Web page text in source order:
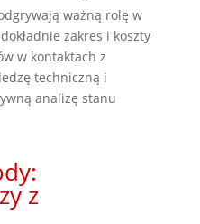
ważną rolę w
zakres i koszty
w kontaktach z
techniczną i
analizę stanu
z